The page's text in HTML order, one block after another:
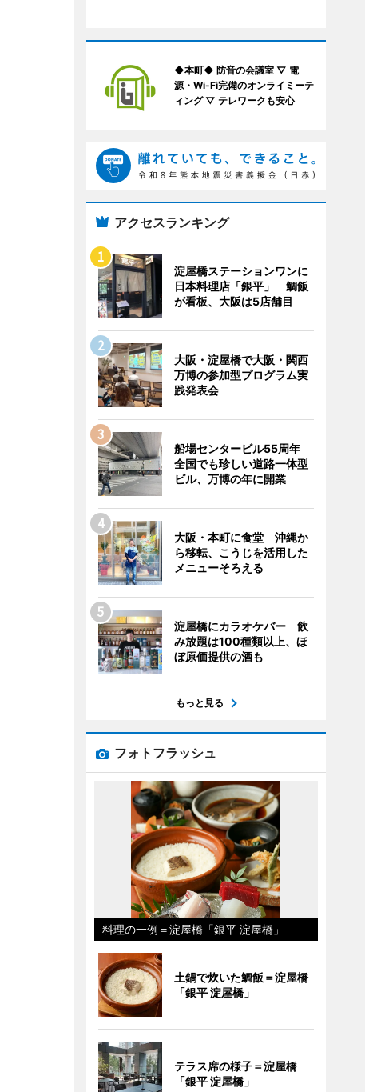
◆本町◆ 防音の会議室 ▽ 電
源・Wi-Fi完備のオンライミーテ
ィング ▽ テレワークも安心
アクセスランキング
淀屋橋ステーションワンに
日本料理店「銀平」 鯛飯
が看板、大阪は5店舗目
大阪・淀屋橋で大阪・関西
万博の参加型プログラム実
践発表会
船場センタービル55周年
全国でも珍しい道路一体型
ビル、万博の年に開業
大阪・本町に食堂 沖縄か
ら移転、こうじを活用した
メニューそろえる
淀屋橋にカラオケバー 飲
み放題は100種類以上、ほ
ぼ原価提供の酒も
もっと見る
フォトフラッシュ
料理の一例＝淀屋橋「銀平 淀屋橋」
土鍋で炊いた鯛飯＝淀屋橋
「銀平 淀屋橋」
テラス席の様子＝淀屋橋
「銀平 淀屋橋」